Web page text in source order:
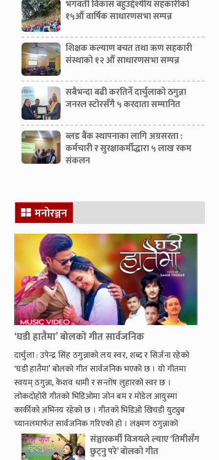
मंगल सिह धामी दाइ मलाई स्वदेशमै स्वाभिमान
जोगाउन कति गार्‍हो छ । तपाईलाई परदेशमा
अभिमान जोगाउन कत्ति गाह्रो होला । खैर मलाई
पुरानो याद आयो स्कुल पढ्दाको तपाईले मलाई भनेर
कक्षा चार को महेन्द्र माला भन्दा पुरानो ज्ञान मालाको
किताब ल्याउनु भएको थियो नि त्यसमा विदुर नीति
कण्ठस्थ गरेको थिए । स्कुल जानू अघिल्लो दिन नै
आहा कति सुन्दर वान्की अनार झै कविताका हरफ ।
ज्ञानि विदुरको नीति बचन प्रष्फुटित
भगवती विकास बहुउद्देश्यीय सहकारीको
१५औँ वार्षिक साधारणसभा सम्पन्न
शिक्षक कल्याण बचत तथा ऋण सहकारी
संस्थाको १२ औँ साधारणसभा सम्पन्न
सबैभन्दा बढी करतिर्ने दार्चुलाको ठगुन्ना
जनरल स्टोरसँगै ५ करदाता सम्मानित
ब्लड बैंक स्थापनाका लागि अग्रसरता :
कर्मचारी र सुरक्षाकर्मीद्धारा ५ लाख रकम
संकलन
मनोरञ्जन
‘घडी हातैमा’ बोलको गीत सार्वजनिक
दार्चुला : उपेन्द्र सिंह ठगुन्नाको लय स्वर, शब्द र सिर्जना रहेको
‘घडी हातैमा’ बोलको गीत सार्वजनिक भएको छ । यो गीतमा
स्वयम् ठगुन्ना, केशव धामी र सन्तोष लुहारको स्वर छ ।
लोकदोहोरी गीतको भिडिओमा जोन बम र मोडेल आयुस्मा
कार्कीको अभिनय रहेको छ । गीतको भिडिओ खिचडी युट्युब
च्यानलमार्फत सार्वजनिक गरिएको हो । लक्ष्मण ठगुन्नाको
प्रायोजन रहेको उक्त गीतमा दुई प्रेमीको माया प्रेमको गहिरो भाव
सँगै भेट्ने इच्छालाई व्यक्त गरिएको
संञ्चारकर्मी विजयले ल्याए ‘तिमीसँग
छुट्नु परे’ बोलको गीत